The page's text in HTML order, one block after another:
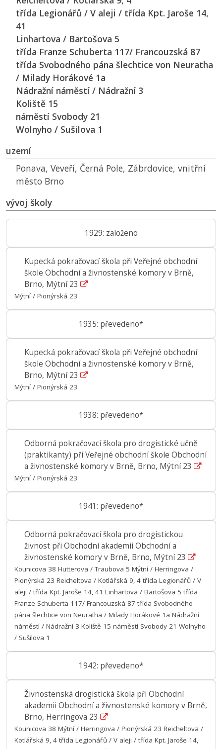
třída Legionářů / V aleji / třída Kpt. Jaroše 14,
41
Linhartova / Bartošova 5
třída Franze Schuberta 117/ Francouzská 87
třída Svobodného pána šlechtice von Neuratha
/ Milady Horákové 1a
Nádražní náměstí / Nádražní 3
Koliště 15
náměstí Svobody 21
Wolnyho / Sušilova 1
uzemí
Ponava, Veveří, Černá Pole, Zábrdovice, vnitřní
město Brno
vývoj školy
1929: založeno
Kupecká pokračovací škola při Veřejné obchodní
škole Obchodní a živnostenské komory v Brně,
Brno, Mýtní 23
Mýtní / Pionýrská 23
1935: převedeno*
Kupecká pokračovací škola při Veřejné obchodní
škole Obchodní a živnostenské komory v Brně,
Brno, Mýtní 23
Mýtní / Pionýrská 23
1938: převedeno*
Odborná pokračovací škola pro drogistické učně
(praktikanty) při Veřejné obchodní škole Obchodní
a živnostenské komory v Brně, Brno, Mýtní 23
Mýtní / Pionýrská 23
1941: převedeno*
Odborná pokračovací škola pro drogistickou
živnost při Obchodní akademii Obchodní a
živnostenské komory v Brně, Brno, Mýtní 23
Kounicova 38 Hutterova / Traubova 5 Mýtní / Herringova /
Pionýrská 23 Reicheltova / Kotlářská 9, 4 třída Legionářů / V
aleji / třída Kpt. Jaroše 14, 41 Linhartova / Bartošova 5 třída
Franze Schuberta 117/ Francouzská 87 třída Svobodného
pána šlechtice von Neuratha / Milady Horákové 1a Nádražní
náměstí / Nádražní 3 Koliště 15 náměstí Svobody 21 Wolnyho
/ Sušilova 1
1942: převedeno*
Živnostenská drogistická škola při Obchodní
akademii Obchodní a živnostenské komory v Brně,
Brno, Herringova 23
Kounicova 38 Mýtní / Herringova / Pionýrská 23 Reicheltova /
Kotlářská 9, 4 třída Legionářů / V aleji / třída Kpt. Jaroše 14,